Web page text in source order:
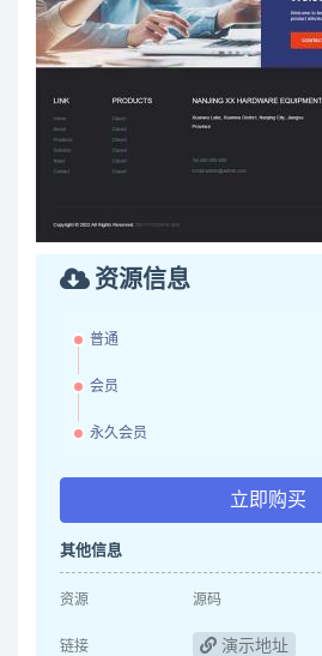
资源信息
普通
会员
永久会员
立即购买
其他信息
资源 源码
链接 演示地址